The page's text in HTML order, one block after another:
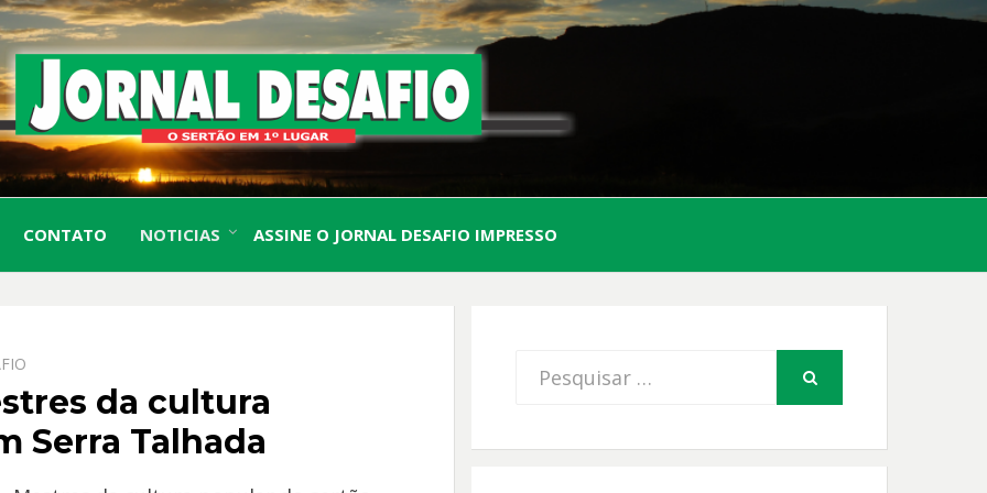
JORNAL
DESAFIO
O Sertão em 1º Lugar
CONTATO NOTICIAS ASSINE O JORNAL DESAFIO IMPRESSO
da cultura
Serra Talhada
Procurar